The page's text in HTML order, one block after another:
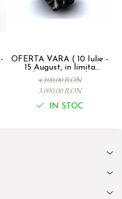
OFERTA VARA ( 10 Iulie -
15 August, in limita
stocului) !!! - ust, in limita
stocului) !!! - Soba
canadiana CALGARY
100mc
4.100,00 RON
3.000,00 RON
IN STOC